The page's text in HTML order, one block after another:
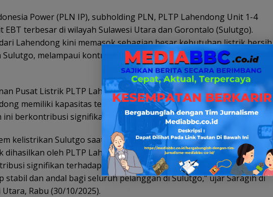
Power (PLN IP), subholding PLN, PLTP Lahendong Unit 1-4
EBT terbesar di wilayah Sulawesi Utara dan Gorontalo (Sulutgo).
Lahendong kini memasok sebagian besar kebutuhan listrik bersih
melampaui kontribusi pembangkit listrik tenaga air (PLTA)
Pusat Listrik PLTP Lahendong PLN IP, H.S.M. Saragih, menjelaskan
memiliki kapasitas terpasang 4×20 Mega Watt (MW) dengan total
ini berkontribusi signifikan terhadap sistem kelistrikan Sulutgo.
kelistrikan Sulutgo saat ini tercatat mencapai 490 MW. Dari jumlah
dihasilkan oleh PLTP Lahendong. Artinya panas bumi di wilayah ini
signifikan terhadap porsi energi bersih, tetapi juga memastikan
stabil dan andal bagi seluruh pelanggan di Sulutgo,” ujar Saragih di
Rabu (30/10/2025).